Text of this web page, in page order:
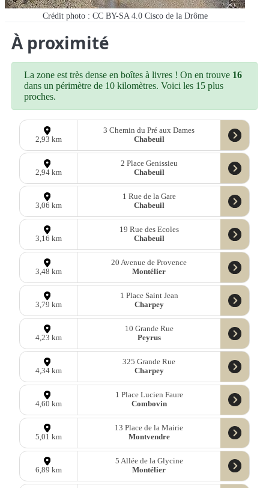
Crédit photo : CC BY-SA 4.0 Cisco de la Drôme
À proximité
La zone est très dense en boîtes à livres ! On en trouve 16
dans un périmètre de 10 kilomètres. Voici les 15 plus
proches.
2,93 km
3 Chemin du Pré aux Dames
Chabeuil
2,94 km
2 Place Genissieu
Chabeuil
3,06 km
1 Rue de la Gare
Chabeuil
3,16 km
19 Rue des Ecoles
Chabeuil
3,48 km
20 Avenue de Provence
Montélier
3,79 km
1 Place Saint Jean
Charpey
4,23 km
10 Grande Rue
Peyrus
4,34 km
325 Grande Rue
Charpey
4,60 km
1 Place Lucien Faure
Combovin
5,01 km
13 Place de la Mairie
Montvendre
6,89 km
5 Allée de la Glycine
Montélier